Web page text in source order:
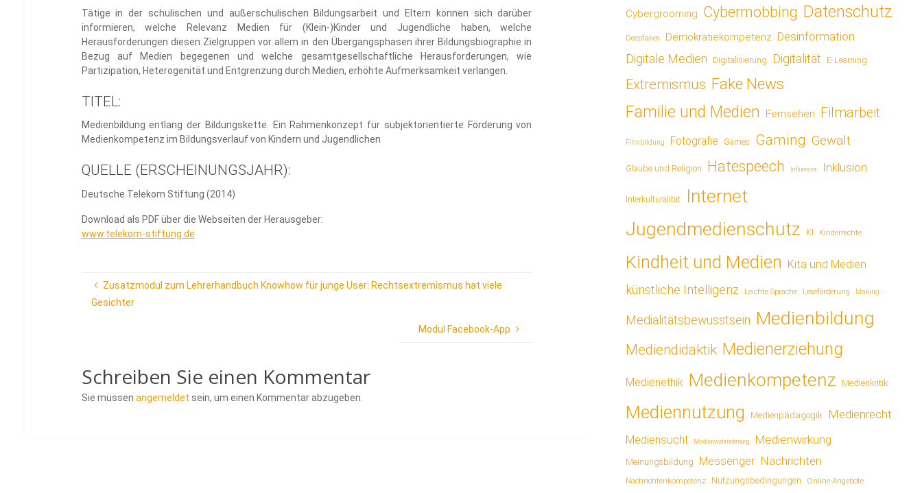
Tätige in der schulischen und außerschulischen Bildungsarbeit und Eltern können sich darüber
informieren, welche Relevanz Medien für (Klein-)Kinder und Jugendliche haben, welche
Herausforderungen diesen Zielgruppen vor allem in den Übergangsphasen ihrer Bildungsbiographie in
Bezug auf Medien begegenen und welche gesamtgesellschaftliche Herausforderungen, wie
Partizipation, Heterogenität und Entgrenzung durch Medien, erhöhte Aufmerksamkeit verlangen.
TITEL:
Medienbildung entlang der Bildungskette. Ein Rahmenkonzept für subjektorientierte Förderung von
Medienkompetenz im Bildungsverlauf von Kindern und Jugendlichen
QUELLE (ERSCHEINUNGSJAHR):
Deutsche Telekom Stiftung (2014)
Download als PDF über die Webseiten der Herausgeber:
www.telekom-stiftung.de
Zusatzmodul zum Lehrerhandbuch Knowhow für junge User: Rechtsextremismus hat viele
Gesichter
Modul Facebook-App
Schreiben Sie einen Kommentar
Sie müssen angemeldet sein, um einen Kommentar abzugeben.
Cybergrooming Cybermobbing Datenschutz
Deepfakes Demokratiekompetenz Desinformation
Digitale Medien Digitalisierung Digitalität E-Learning
Extremismus Fake News
Familie und Medien Fernsehen Filmarbeit
Filmbildung Fotografie Games Gaming Gewalt
Glaube und Religion Hatespeech Influencer Inklusion
Interkulturalität Internet
Jugendmedienschutz KI Kinderrechte
Kindheit und Medien Kita und Medien
künstliche Intelligenz Leichte Sprache Leseförderung Making
Medialitätsbewusstsein Medienbildung
Mediendidaktik Medienerziehung
Medienethik Medienkompetenz Medienkritik
Mediennutzung Medienpädagogik Medienrecht
Mediensucht Medienwahrnehmung Medienwirkung
Meinungsbildung Messenger Nachrichten
Nachrichtenkompetenz Nutzungsbedingungen Online-Angebote